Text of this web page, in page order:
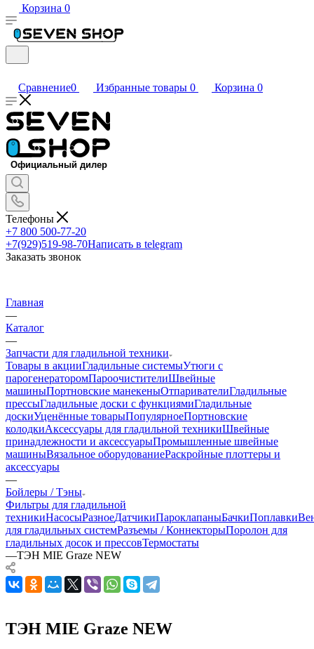
Корзина 0
Сравнение0 Избранные товары 0 Корзина 0
Телефоны
+7 800 500-77-20
+7(929)519-98-70Написать в telegram
Заказать звонок
Главная
—
Каталог
—
Запчасти для гладильной техники
Товары в акцииГладильные системыУтюги с
парогенераторомПароочистителиШвейные
машиныПортновские манекеныОтпаривателиГладильные
прессыГладильные доски с функциямиГладильные
доскиУценённые товарыПопулярноеПортновские
колодкиАксессуары для гладильной техникиШвейные
принадлежности и аксессуарыПромышленные швейные
машиныВязальное оборудованиеРаскройные плоттеры и
аксессуары
—
Бойлеры / Тэны
Фильтры для гладильной
техникиНасосыРазноеДатчикиПароклапаныБачкиПоплавки
для гладильных системРазъемы / КоннекторыПоролон для
гладильных досок и прессовТермостаты
—ТЭН MIE Graze NEW
ТЭН MIE Graze NEW